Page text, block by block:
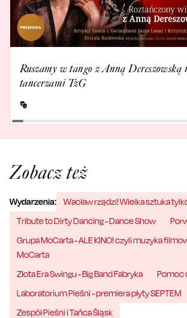
Ruszamy w tango z Anną Dereszowską
tancerzami TzG
Zobacz też
Wydarzenia:
Wacław rządzi! Wielka sztuka
Tribute to Dirty Dancing - Dance Show
Grupa MoCarta - ALE KINO! czyli muzyka
MoCarta
Złota Era Swingu - Big Band Fabryka
Pomoc
Laboratorium Pieśni - premiera płyty SEPTEM
Zespół Pieśni i Tańca Śląsk